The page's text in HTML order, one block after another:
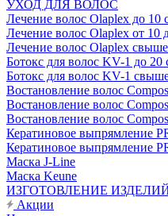
УХОД ДЛЯ ВОЛОС
Лечение волос Olapleх до 10
Лечение волос Olapleх от 10
Лечение волос Olapleх
Ботокс для волос KV-1 до 20
Ботокс для волос KV-1
Востановление волос
Востановление волос
Востановление волос
Кератиновое выпрямление
Кератиновое выпрямление
Маска J-Line
Маска Keune
ИЗГОТОВЛЕНИЕ
Акции